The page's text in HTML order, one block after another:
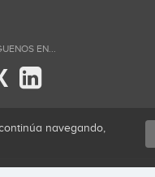
EN...
navegando,